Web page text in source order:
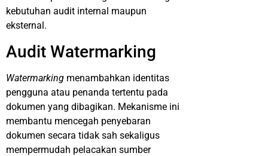
kebutuhan audit internal maupun
eksternal.
Audit Watermarking
Watermarking menambahkan identitas
pengguna atau penanda tertentu pada
dokumen yang dibagikan. Mekanisme ini
membantu mencegah penyebaran
dokumen secara tidak sah sekaligus
mempermudah pelacakan sumber